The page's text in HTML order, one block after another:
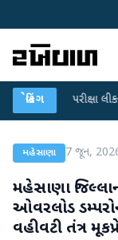
બ્રેકિંગ
NET પરીક્ષા લીકના
મહેસાણા 7 જૂન,
મહેસાણા
ઓવરલોડ
વહીવટી તંત્ર